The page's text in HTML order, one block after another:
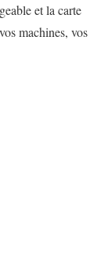
et la carte
machines, vos